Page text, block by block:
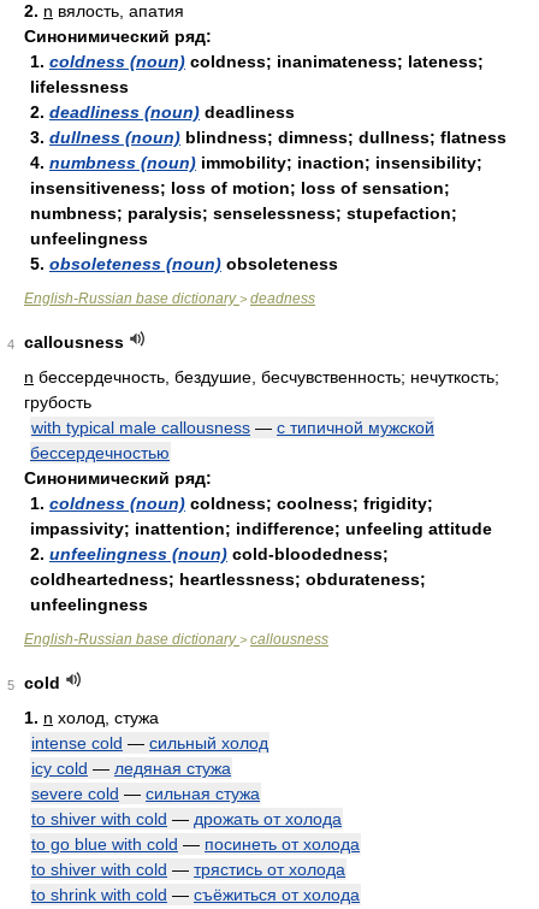
2. n вялость, апатия
Синонимический ряд:
1. coldness (noun) coldness; inanimateness; lateness;
lifelessness
2. deadliness (noun) deadliness
3. dullness (noun) blindness; dimness; dullness; flatness
4. numbness (noun) immobility; inaction; insensibility;
insensitiveness; loss of motion; loss of sensation;
numbness; paralysis; senselessness; stupefaction;
unfeelingness
5. obsoleteness (noun) obsoleteness
English-Russian base dictionary> deadness
4
callousness
n бессердечность, бездушие, бесчувственность; нечуткость;
грубость
with typical male callousness — с типичной мужской
бессердечностью
Синонимический ряд:
1. coldness (noun) coldness; coolness; frigidity;
impassivity; inattention; indifference; unfeeling attitude
2. unfeelingness (noun) cold-bloodedness;
coldheartedness; heartlessness; obdurateness;
unfeelingness
English-Russian base dictionary> callousness
5
cold
1. n холод, стужа
intense cold — сильный холод
icy cold — ледяная стужа
severe cold — сильная стужа
to shiver with cold — дрожать от холода
to go blue with cold — посинеть от холода
to shiver with cold — трястись от холода
to shrink with cold — съёжиться от холода